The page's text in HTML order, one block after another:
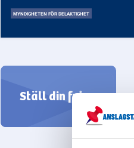
MYNDIGHETEN FÖR DELAKTIGHET
Ställ din fråga